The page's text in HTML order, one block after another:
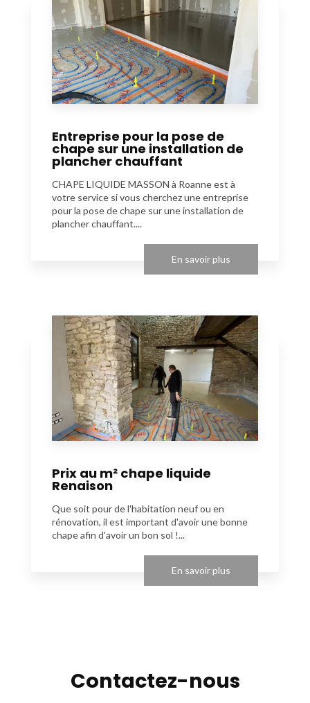
Entreprise pour la pose de
chape sur une installation de
plancher chauffant
CHAPE LIQUIDE MASSON à Roanne est à
votre service si vous cherchez une entreprise
pour la pose de chape sur une installation de
plancher chauffant....
En savoir plus
Prix au m² chape liquide
Renaison
Que soit pour de l'habitation neuf ou en
rénovation, il est important d'avoir une bonne
chape afin d'avoir un bon sol !...
En savoir plus
Contactez-nous